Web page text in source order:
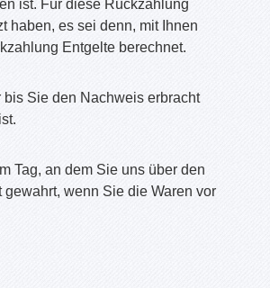
ist. Für diese Rückzahlung
haben, es sei denn, mit Ihnen
Entgelte berechnet.
Sie den Nachweis erbracht
Tag, an dem Sie uns über den
wenn Sie die Waren vor